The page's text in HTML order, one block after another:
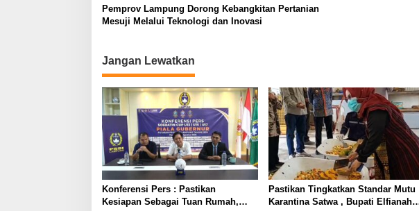
Pemprov Lampung Dorong Kebangkitan Pertanian
Mesuji Melalui Teknologi dan Inovasi
Jangan Lewatkan
Konferensi Pers : Pastikan
Kesiapan Sebagai Tuan Rumah,
Pastikan Tingkatkan Standar Mutu
Karantina Satwa , Bupati Elfianah